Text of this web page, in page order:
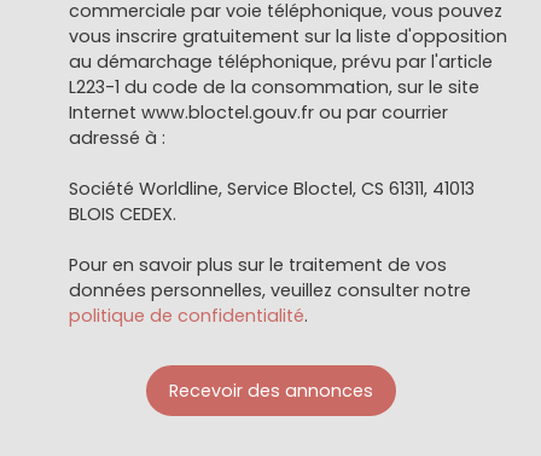
commerciale par voie téléphonique, vous pouvez
vous inscrire gratuitement sur la liste d'opposition
au démarchage téléphonique, prévu par l'article
L223-1 du code de la consommation, sur le site
Internet www.bloctel.gouv.fr ou par courrier
adressé à :
Société Worldline, Service Bloctel, CS 61311, 41013
BLOIS CEDEX.
Pour en savoir plus sur le traitement de vos
données personnelles, veuillez consulter notre
politique de confidentialité.
Recevoir des annonces